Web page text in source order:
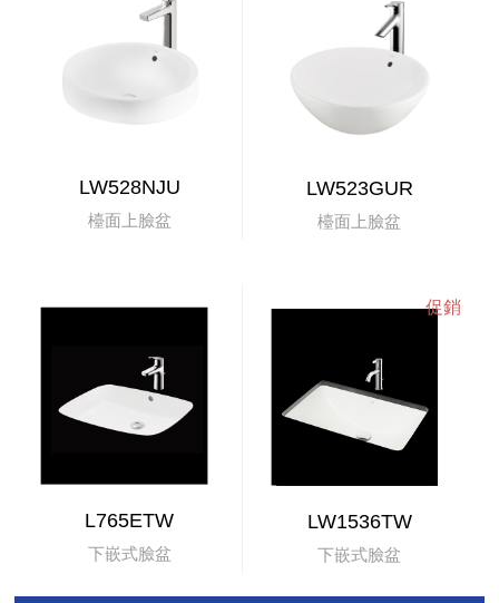
LW528NJU
檯面上臉盆
LW523GUR
檯面上臉盆
L765ETW
下嵌式臉盆
LW1536TW
下嵌式臉盆